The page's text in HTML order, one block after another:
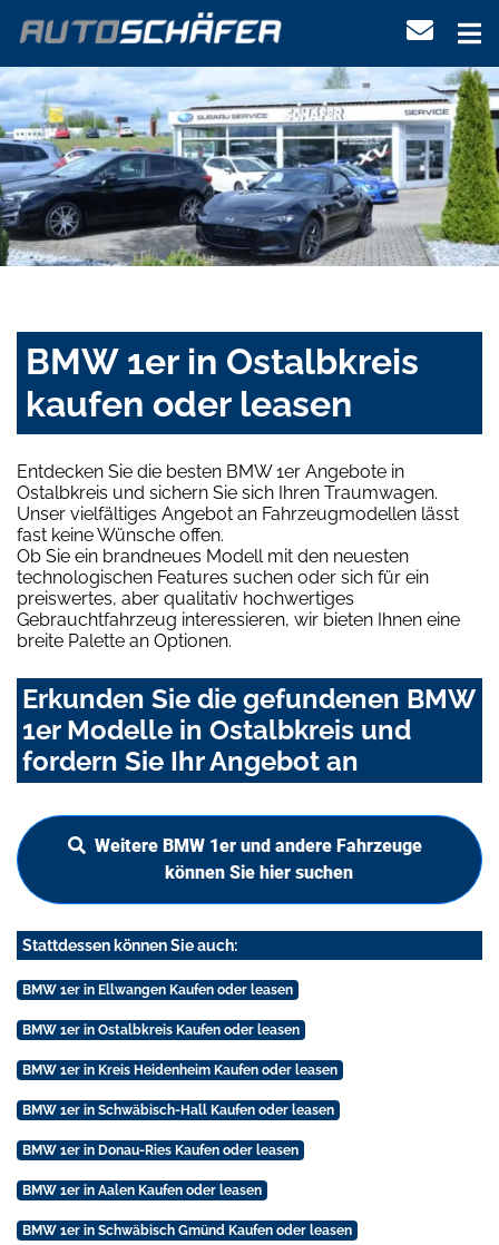
BMW 1er in Ostalbkreis
kaufen oder leasen
Entdecken Sie die besten BMW 1er Angebote in
Ostalbkreis und sichern Sie sich Ihren Traumwagen.
Unser vielfältiges Angebot an Fahrzeugmodellen lässt
fast keine Wünsche offen.
Ob Sie ein brandneues Modell mit den neuesten
technologischen Features suchen oder sich für ein
preiswertes, aber qualitativ hochwertiges
Gebrauchtfahrzeug interessieren, wir bieten Ihnen eine
breite Palette an Optionen.
Erkunden Sie die gefundenen BMW
1er Modelle in Ostalbkreis und
fordern Sie Ihr Angebot an
Weitere BMW 1er und andere Fahrzeuge
können Sie hier suchen
Stattdessen können Sie auch:
BMW 1er in Ellwangen Kaufen oder leasen
BMW 1er in Ostalbkreis Kaufen oder leasen
BMW 1er in Kreis Heidenheim Kaufen oder leasen
BMW 1er in Schwäbisch-Hall Kaufen oder leasen
BMW 1er in Donau-Ries Kaufen oder leasen
BMW 1er in Aalen Kaufen oder leasen
BMW 1er in Schwäbisch Gmünd Kaufen oder leasen